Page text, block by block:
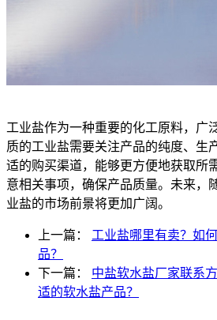
工业盐作为一种重要的化工原料，广
质的工业盐需要关注产品的纯度、生
适的购买渠道，能够更方便地获取所
意相关事项，确保产品质量。未来，
业盐的市场前景将更加广阔。
上一篇： 工业盐哪里有卖？如
品？
下一篇： 中盐软水盐厂家联系
适的软水盐产品？